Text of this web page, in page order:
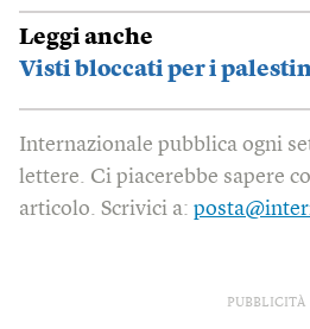
Leggi anche
Visti bloccati per i
Internazionale pubblica ogni
lettere. Ci piacerebbe sapere
articolo. Scrivici a:
PUBBLICITÀ